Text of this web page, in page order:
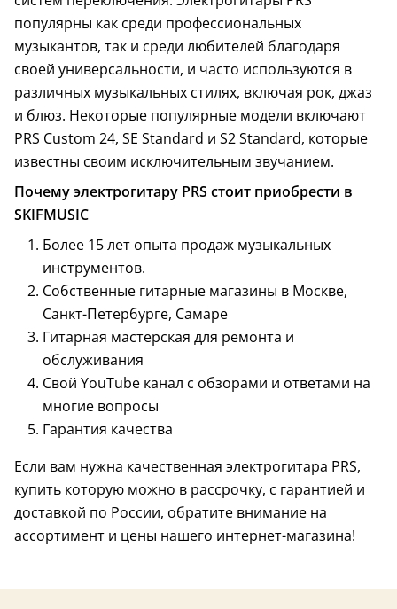
популярны как среди профессиональных
музыкантов, так и среди любителей благодаря
своей универсальности, и часто используются в
различных музыкальных стилях, включая рок, джаз
и блюз. Некоторые популярные модели включают
PRS Custom 24, SE Standard и S2 Standard, которые
известны своим исключительным звучанием.
Почему электрогитару PRS стоит приобрести в
SKIFMUSIC
Более 15 лет опыта продаж музыкальных
инструментов.
Собственные гитарные магазины в Москве,
Санкт-Петербурге, Самаре
Гитарная мастерская для ремонта и
обслуживания
Свой YouTube канал с обзорами и ответами на
многие вопросы
Гарантия качества
Если вам нужна качественная электрогитара PRS,
купить которую можно в рассрочку, с гарантией и
доставкой по России, обратите внимание на
ассортимент и цены нашего интернет-магазина!